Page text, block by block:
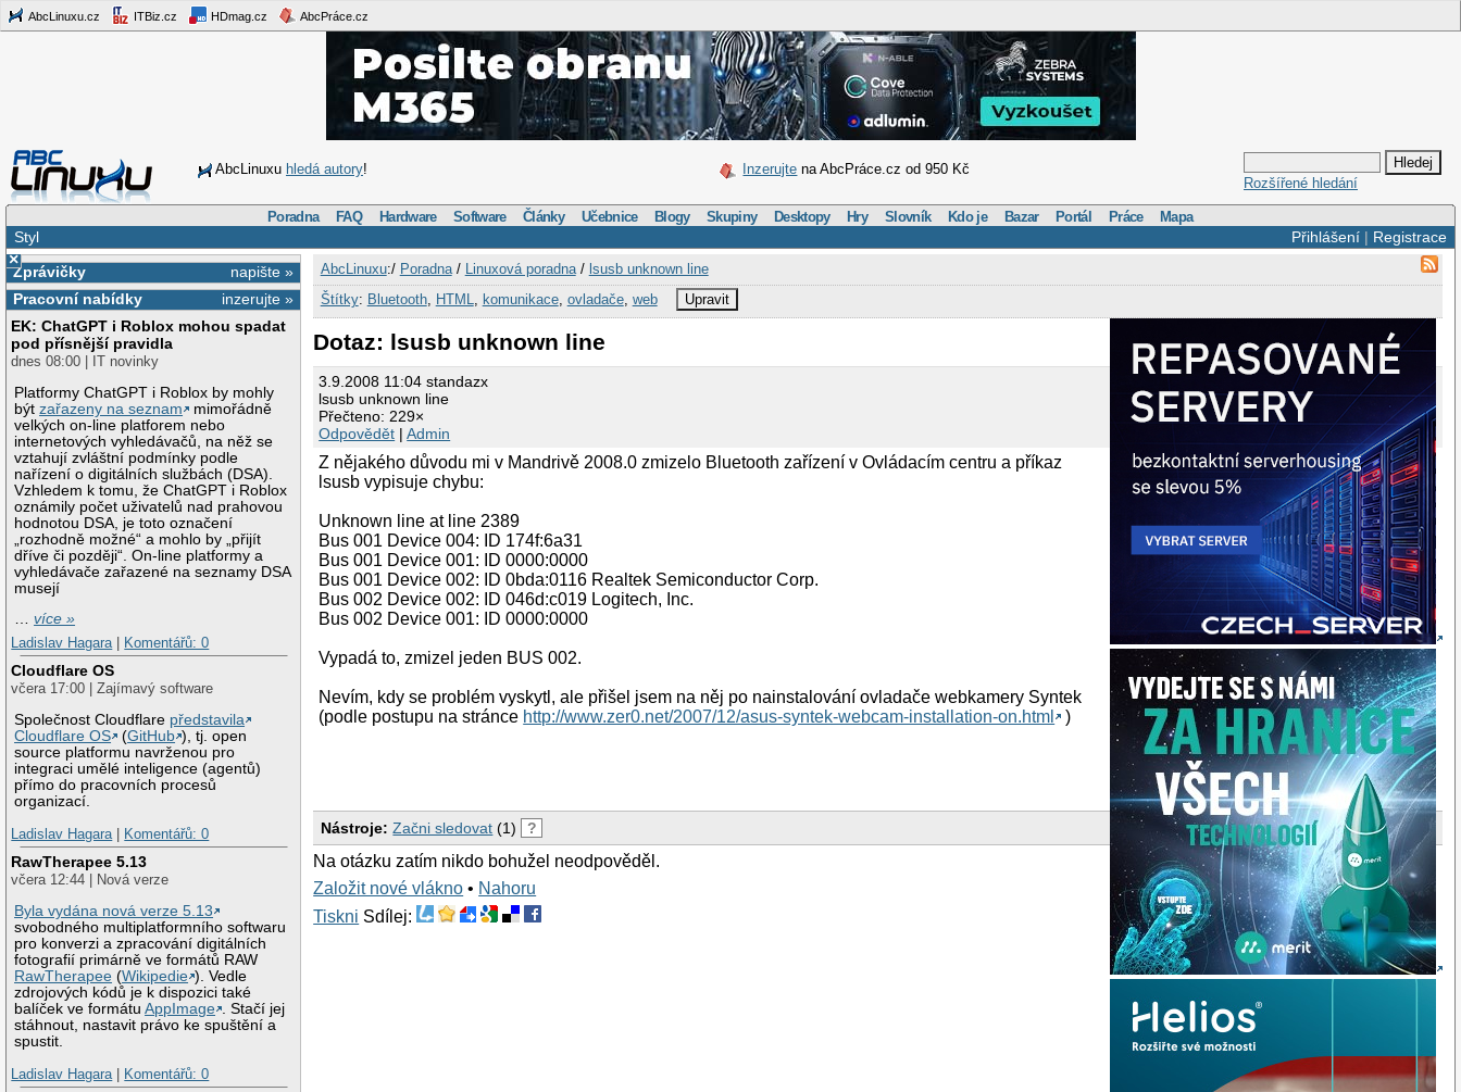
AbcLinuxu.cz ITBiz.cz HDmag.cz AbcPráce.cz
AbcLinuxu hledá autory! Inzerujte na AbcPráce.cz od 950 Kč
Rozšířené hledání
Poradna FAQ Hardware Software Články Učebnice Blogy Skupiny Desktopy Hry Slovník Kdo je Bazar Portál Práce Mapa
Přihlášení| Registrace
Styl
×
napište »
Zprávičky
inzerujte »
Pracovní nabídky
EK: ChatGPT i Roblox mohou spadat
pod přísnější pravidla
dnes 08:00 | IT novinky
Platformy ChatGPT i Roblox by mohly
býtzařazeny na seznam
mimořádně
velkých on-line platforem nebo
internetových vyhledávačů, na něž se
vztahují zvláštní podmínky podle
nařízení o digitálních službách (DSA).
Vzhledem k tomu, že ChatGPT i Roblox
oznámily počet uživatelů nad prahovou
hodnotou DSA, je toto označení
„rozhodně možné“ a mohlo by „přijít
dříve či později“. On-line platformy a
vyhledávače zařazené na seznamy DSA
musejí
…více »
Ladislav Hagara
Komentářů: 0
Cloudflare OS
včera 17:00 | Zajímavý software
Společnost Cloudflare představila
Cloudflare OS
(GitHub ), tj. open
source platformu navrženou pro
integraci umělé inteligence (agentů)
přímo do pracovních procesů
organizací.
Ladislav Hagara
Komentářů: 0
RawTherapee 5.13
včera 12:44 | Nová verze
Byla vydána nová verze 5.13
svobodného multiplatformního softwaru
pro konverzi a zpracování digitálních
fotografií primárně ve formátů RAW
RawTherapee (Wikipedie ). Vedle
zdrojových kódů je k dispozici také
balíček ve formátuAppImage . Stačí jej
stáhnout, nastavit právo ke spuštění a
spustit.
Ladislav Hagara
Komentářů: 0
AbcLinuxu:/ Poradna/ Linuxová poradna/ lsusb unknown line
Štítky: Bluetooth, HTML komunikace, ovladače, web Upravit
Dotaz: lsusb unknown line
3.9.2008 11:04 standazx
lsusb unknown line
Přečteno: 229×
Odpovědět |Admin
Z nějakého důvodu mi v Mandrivě 2008.0 zmizelo Bluetooth zařízení v Ovládacím centru a příkaz
lsusb vypisuje chybu:
Unknown line at line 2389
Bus 001 Device 004: ID 174f:6a31
Bus 001 Device 001: ID 0000:0000
Bus 001 Device 002: ID 0bda:0116 Realtek Semiconductor Corp.
Bus 002 Device 002: ID 046d:c019 Logitech, Inc.
Bus 002 Device 001: ID 0000:0000
Vypadá to, zmizel jeden BUS 002.
Nevím, kdy se problém vyskytl, ale přišel jsem na něj po nainstalování ovladače webkamery Syntek
(podle postupu na stránce http://www.zer0.net/2007/12/asus-syntek-webcam-installation-on.html )
Nástroje: Začni sledovat (1) ?
Na otázku zatím nikdo bohužel neodpověděl.
Založit nové vlákno • Nahoru
Tiskni Sdílej: